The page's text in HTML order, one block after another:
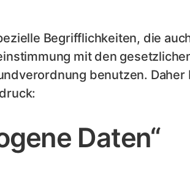
Begrifflichkeiten, die
mit den
benutzen.
Daten“